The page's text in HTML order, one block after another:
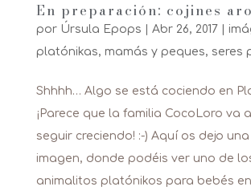
En preparación: cojines
por Úrsula Epops Abr 26, 2017
platónikas, mamás y peques, seres
Shhhh… Algo se está cociendo en
¡Parece que la familia CocoLoro va a
seguir creciendo! :-) Aquí os dejo
imagen, donde podéis ver uno de
animalitos platónikos para bebés en